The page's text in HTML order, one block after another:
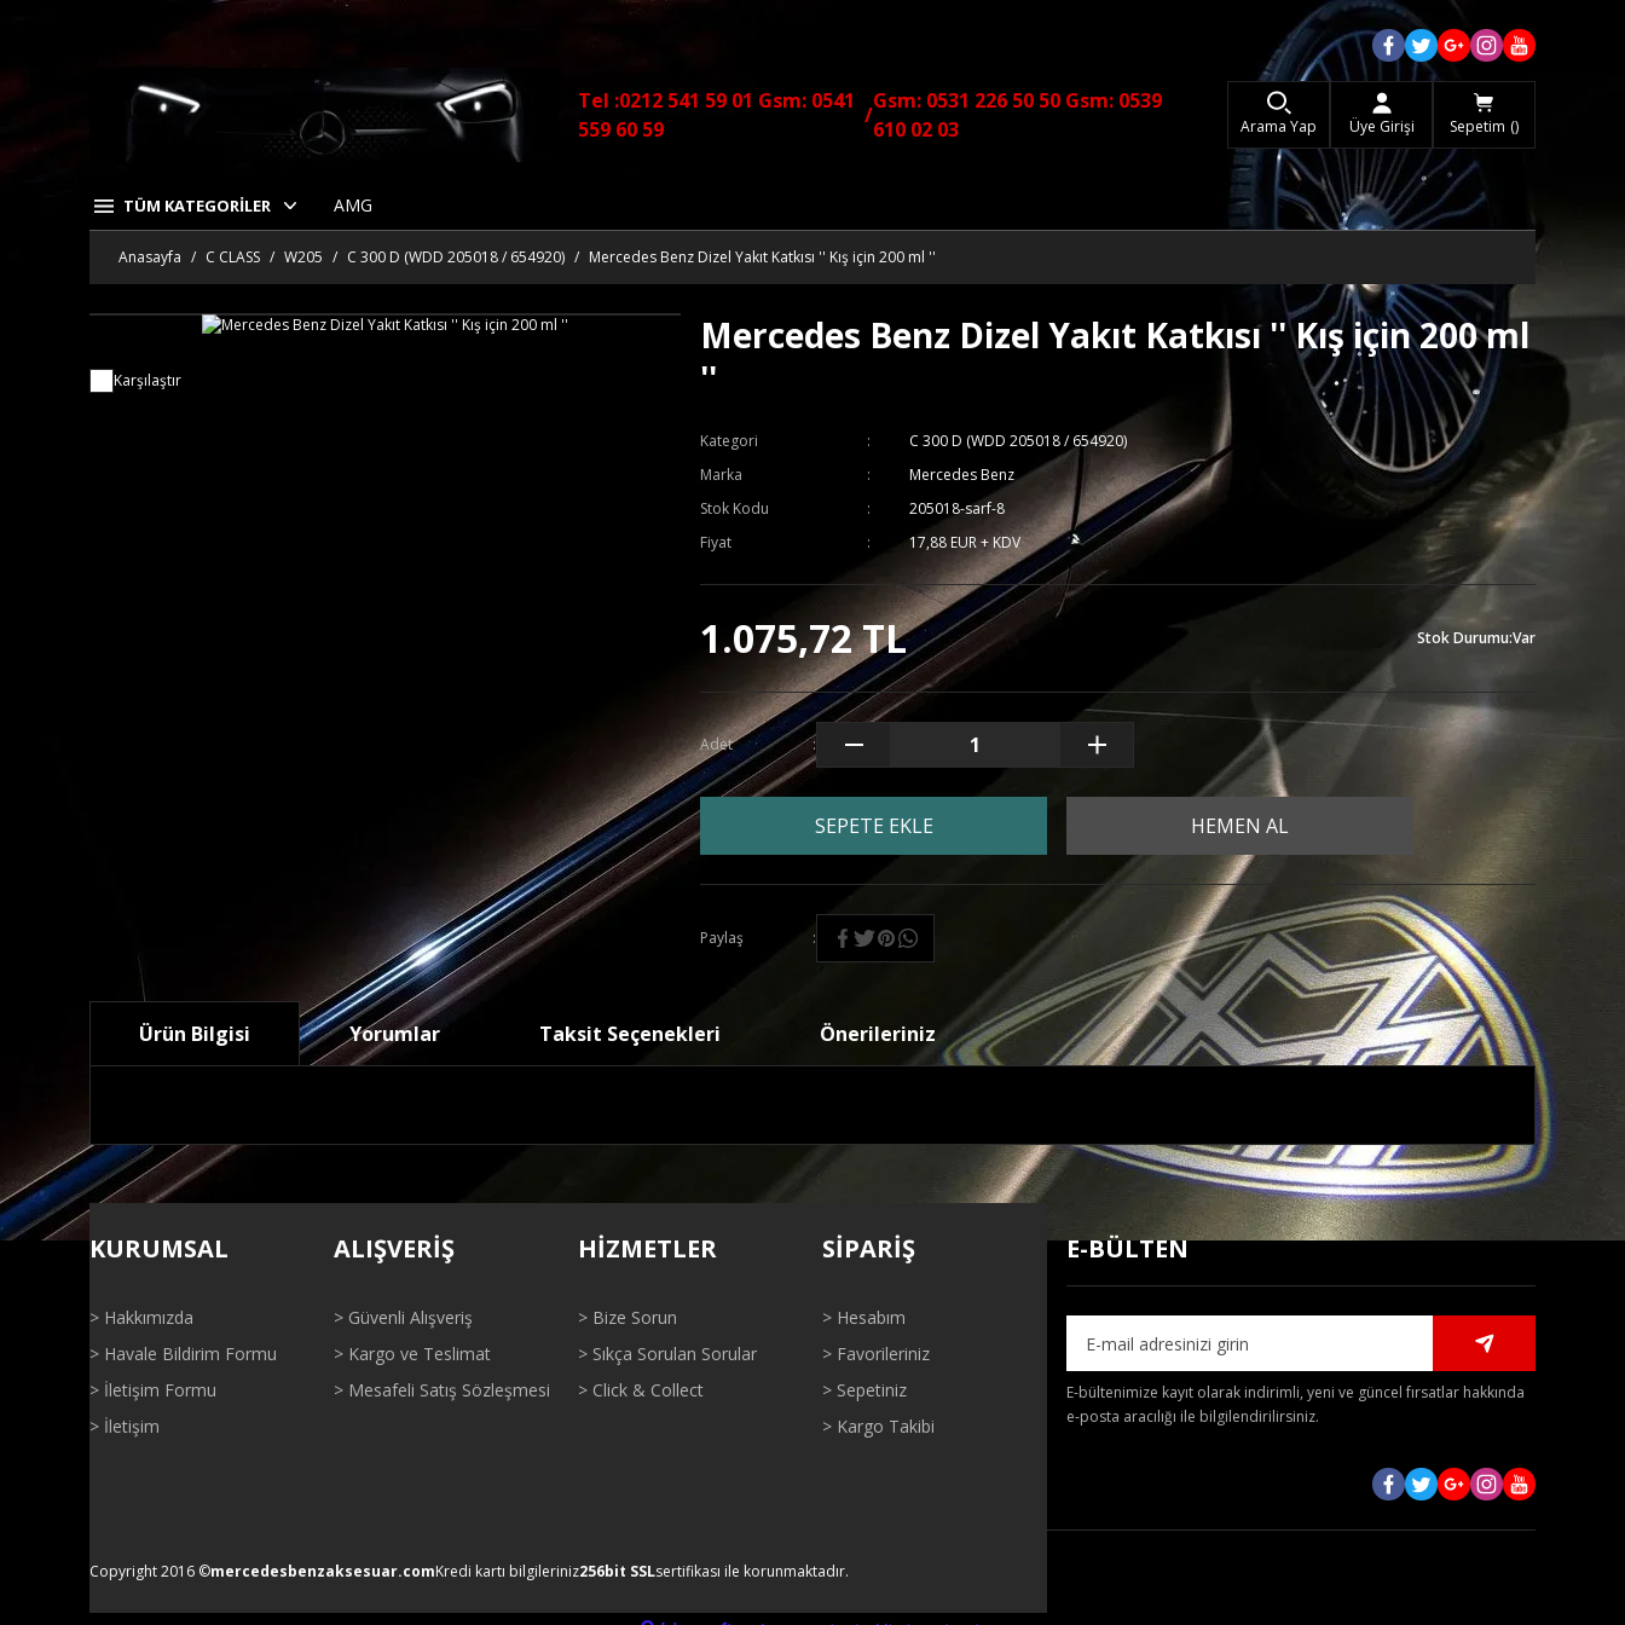
Tel :0212 541 59 01 Gsm: 0541
559 60 59
/
Gsm: 0531 226 50 50 Gsm: 0539
610 02 03
Arama Yap Üye Girişi Sepetim
TÜM KATEGORİLER AMG
Anasayfa C CLASS W205 C 300 D (WDD 205018 / 654920) Mercedes Benz Dizel Yakıt Katkısı '' Kış için 200 ml ''
Karşılaştır
Mercedes Benz Dizel Yakıt Katkısı '' Kış için 200 ml
''
Kategori
C 300 D (WDD 205018 / 654920)
Marka
Mercedes Benz
Stok Kodu
205018-sarf-8
Fiyat
17,88 EUR + KDV
1.075,72 TL Stok Durumu:Var
Adet
SEPETE EKLE HEMEN AL
Paylaş
Ürün Bilgisi Yorumlar Taksit Seçenekleri Önerileriniz
Bu ürünün fiyat bilgisi, resim, ürün açıklamalarında ve diğer konularda yetersiz gördüğünüz noktaları öneri formunu kullanarak tarafımıza iletebilirsiniz.
Görüş ve önerileriniz için teşekkür ederiz.
Ürün resmi kalitesiz, bozuk veya görüntülenemiyor.
Ürün fiyatı diğer sitelerden daha pahalı.
Gönder
KURUMSAL
> Hakkımızda
> Havale Bildirim Formu
> İletişim Formu
> İletişim
ALIŞVERİŞ
> Güvenli Alışveriş
> Kargo ve Teslimat
> Mesafeli Satış Sözleşmesi
HİZMETLER
> Bize Sorun
> Sıkça Sorulan Sorular
> Click & Collect
SİPARİŞ
> Hesabım
> Favorileriniz
> Sepetiniz
> Kargo Takibi
E-BÜLTEN
E-bültenimize kayıt olarak indirimli, yeni ve güncel fırsatlar hakkında
e-posta aracılığı ile bilgilendirilirsiniz.
Copyright 2016 ©mercedesbenzaksesuar.comKredi kartı bilgileriniz256bit SSLsertifikası ile korunmaktadır.